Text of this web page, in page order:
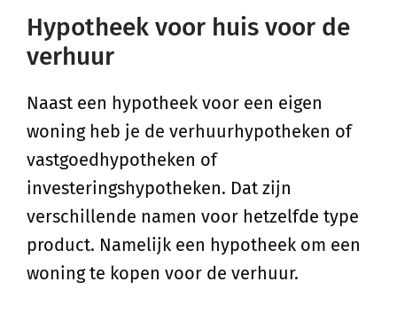
Hypotheek voor huis voor de
verhuur
Naast een hypotheek voor een eigen
woning heb je de verhuurhypotheken of
vastgoedhypotheken of
investeringshypotheken. Dat zijn
verschillende namen voor hetzelfde type
product. Namelijk een hypotheek om een
woning te kopen voor de verhuur.